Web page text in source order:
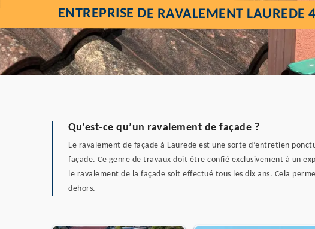
ENTREPRISE DE RAVALEMENT LAUREDE
Qu’est-ce qu’un ravalement de façade ?
Le ravalement de façade à Laurede est une sorte d’entretien
façade. Ce genre de travaux doit être confié exclusivement à un
le ravalement de la façade soit effectué tous les dix ans. Cela
dehors.